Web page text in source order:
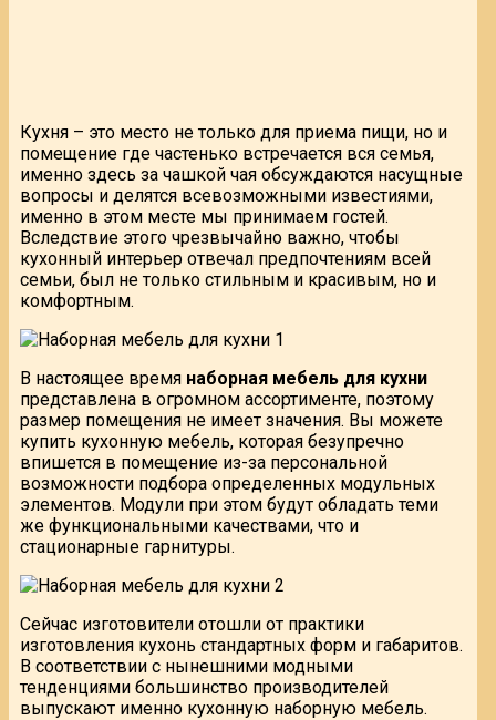
Кухня – это место не только для приема пищи, но и
помещение где частенько встречается вся семья,
именно здесь за чашкой чая обсуждаются насущные
вопросы и делятся всевозможными известиями,
именно в этом месте мы принимаем гостей.
Вследствие этого чрезвычайно важно, чтобы
кухонный интерьер отвечал предпочтениям всей
семьи, был не только стильным и красивым, но и
комфортным.
В настоящее время наборная мебель для кухни
представлена в огромном ассортименте, поэтому
размер помещения не имеет значения. Вы можете
купить кухонную мебель, которая безупречно
впишется в помещение из-за персональной
возможности подбора определенных модульных
элементов. Модули при этом будут обладать теми
же функциональными качествами, что и
стационарные гарнитуры.
Сейчас изготовители отошли от практики
изготовления кухонь стандартных форм и габаритов.
В соответствии с нынешними модными
тенденциями большинство производителей
выпускают именно кухонную наборную мебель.